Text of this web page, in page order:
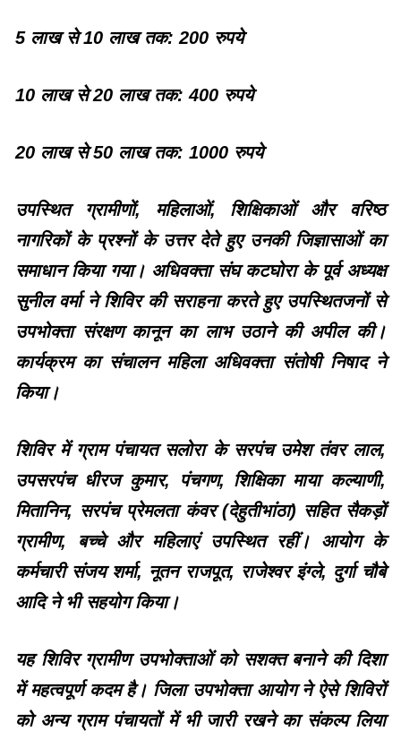
5 लाख से 10 लाख तक: 200 रुपये
10 लाख से 20 लाख तक: 400 रुपये
20 लाख से 50 लाख तक: 1000 रुपये
उपस्थित ग्रामीणों, महिलाओं, शिक्षिकाओं और वरिष्ठ
नागरिकों के प्रश्नों के उत्तर देते हुए उनकी जिज्ञासाओं का
समाधान किया गया। अधिवक्ता संघ कटघोरा के पूर्व अध्यक्ष
सुनील वर्मा ने शिविर की सराहना करते हुए उपस्थितजनों से
उपभोक्ता संरक्षण कानून का लाभ उठाने की अपील की।
कार्यक्रम का संचालन महिला अधिवक्ता संतोषी निषाद ने
किया।
शिविर में ग्राम पंचायत सलोरा के सरपंच उमेश तंवर लाल,
उपसरपंच धीरज कुमार, पंचगण, शिक्षिका माया कल्याणी,
मितानिन, सरपंच प्रेमलता कंवर (देहुतीभांठा) सहित सैकड़ों
ग्रामीण, बच्चे और महिलाएं उपस्थित रहीं। आयोग के
कर्मचारी संजय शर्मा, नूतन राजपूत, राजेश्वर इंग्ले, दुर्गा चौबे
आदि ने भी सहयोग किया।
यह शिविर ग्रामीण उपभोक्ताओं को सशक्त बनाने की दिशा
में महत्वपूर्ण कदम है। जिला उपभोक्ता आयोग ने ऐसे शिविरों
को अन्य ग्राम पंचायतों में भी जारी रखने का संकल्प लिया